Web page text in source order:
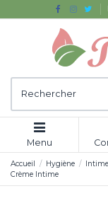
Menu
Accueil Hygiène Intime
Crème Intime